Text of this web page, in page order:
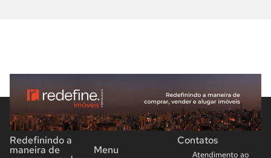
Redefinindo a
maneira de Menu
Contatos
Atendimento ao